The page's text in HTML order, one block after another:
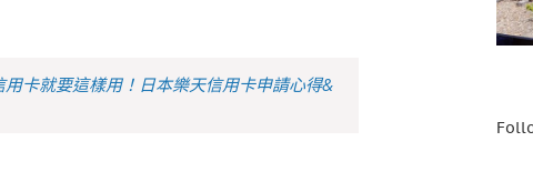
用卡就要這樣用！日本樂天信用卡申請心得&